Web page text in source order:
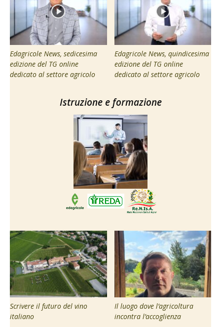
Edagricole News, sedicesima
edizione del TG online
dedicato al settore agricolo
Edagricole News, quindicesima
edizione del TG online
dedicato al settore agricolo
Istruzione e formazione
Scrivere il futuro del vino
italiano
Il luogo dove l’agricoltura
incontra l’accoglienza